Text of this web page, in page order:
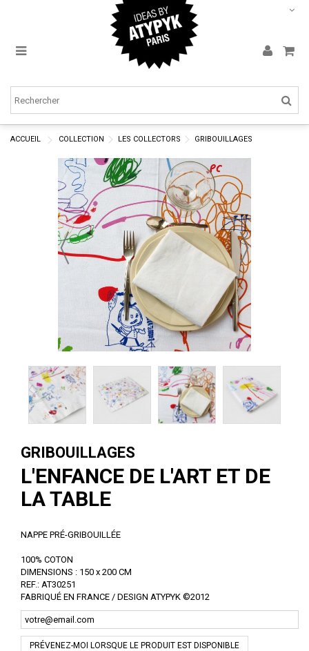
ACCUEIL COLLECTION LES COLLECTORS GRIBOUILLAGES
GRIBOUILLAGES
L'ENFANCE DE L'ART ET DE
LA TABLE
NAPPE PRÉ-GRIBOUILLÉE
100% COTON
DIMENSIONS : 150 x 200 CM
REF.: AT30251
FABRIQUÉ EN FRANCE / DESIGN ATYPYK ©2012
PRÉVENEZ-MOI LORSQUE LE PRODUIT EST DISPONIBLE